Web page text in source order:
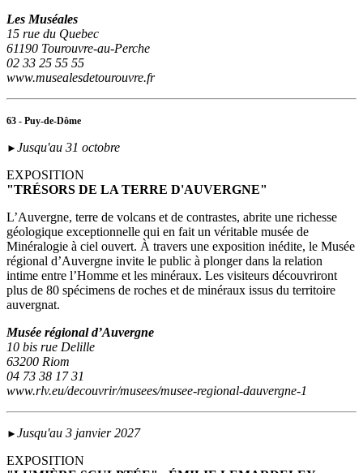
Les Muséales
15 rue du Quebec
61190 Tourouvre-au-Perche
02 33 25 55 55
www.musealesdetourouvre.fr
63 - Puy-de-Dôme
► Jusqu'au 31 octobre
EXPOSITION
"TRÉSORS DE LA TERRE D'AUVERGNE"
L’Auvergne, terre de volcans et de contrastes, abrite une richesse
géologique exceptionnelle qui en fait un véritable musée de
Minéralogie à ciel ouvert. À travers une exposition inédite, le Musée
régional d’Auvergne invite le public à plonger dans la relation
intime entre l’Homme et les minéraux. Les visiteurs découvriront
plus de 80 spécimens de roches et de minéraux issus du territoire
auvergnat.
Musée régional d’Auvergne
10 bis rue Delille
63200 Riom
04 73 38 17 31
www.rlv.eu/decouvrir/musees/musee-regional-dauvergne-1
► Jusqu'au 3 janvier 2027
EXPOSITION